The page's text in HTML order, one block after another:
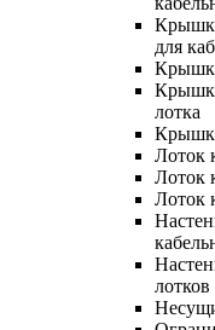
для
лотка
Лоток
Лоток
Лоток
лотков